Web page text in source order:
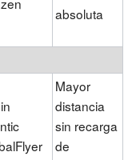
absoluta
Mayor
distancia
sin recarga
de